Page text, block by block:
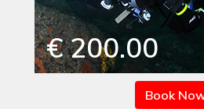
€ 200.00
Book